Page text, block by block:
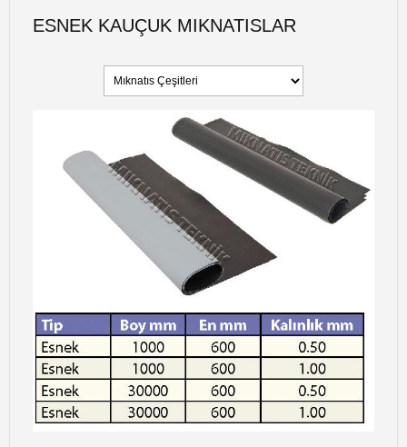
ESNEK KAUÇUK MIKNATISLAR